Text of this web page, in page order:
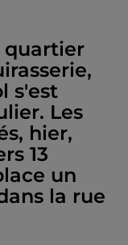
quartier
s'est
Les
hier,
13
un
la rue